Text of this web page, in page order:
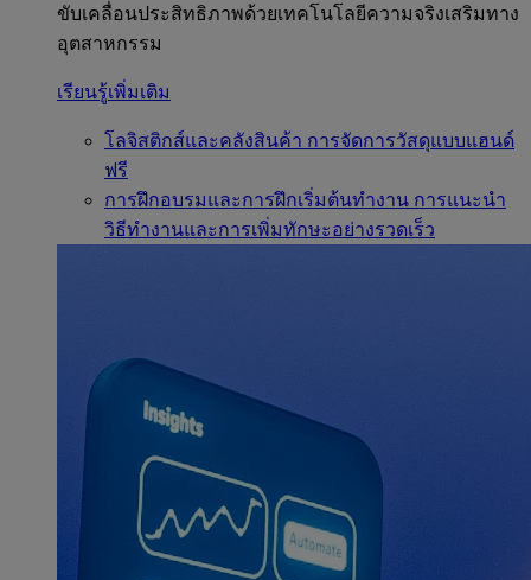
ขับเคลื่อนประสิทธิภาพด้วยเทคโนโลยีความจริงเสริมทาง
อุตสาหกรรม
เรียนรู้เพิ่มเติม
โลจิสติกส์และคลังสินค้า การจัดการวัสดุแบบแฮนด์
ฟรี
การฝึกอบรมและการฝึกเริ่มต้นทำงาน การแนะนำ
วิธีทำงานและการเพิ่มทักษะอย่างรวดเร็ว